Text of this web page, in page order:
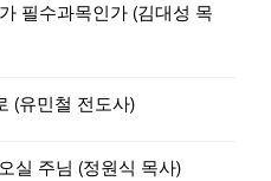
필수과목인가 (김대성 목
(유민철 전도사)
실 주님 (정원식 목사)